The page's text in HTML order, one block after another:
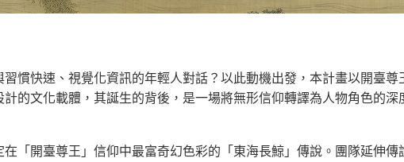
慣快速、視覺化資訊的年輕人對話？以此動機出發，本計畫以開臺尊
的文化載體，其誕生的背後，是一場將無形信仰轉譯為人物角色的深
「開臺尊王」信仰中最富奇幻色彩的「東海長鯨」傳說。團隊延伸